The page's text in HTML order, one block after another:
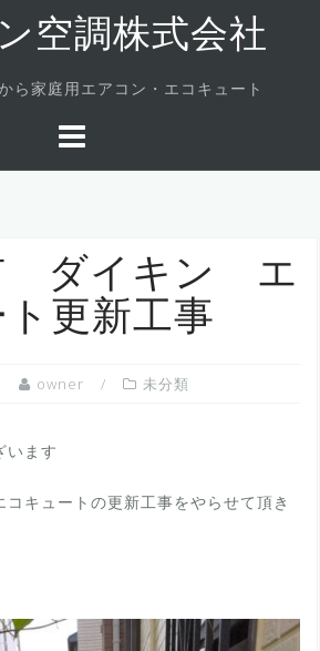
空調株式会社
ら家庭用エアコン・エコキュート
ダイキン エ
更新工事
owner 未分類
います
キュートの更新工事をやらせて頂き